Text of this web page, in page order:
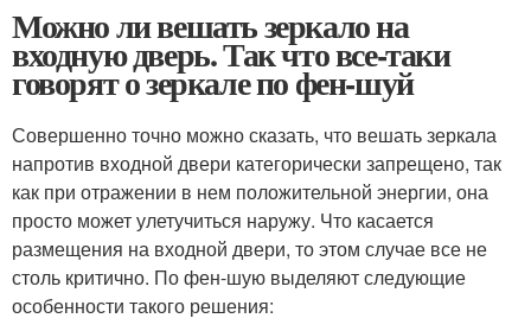
Можно ли вешать зеркало на
входную дверь. Так что все-таки
говорят о зеркале по фен-шуй
Совершенно точно можно сказать, что вешать зеркала
напротив входной двери категорически запрещено, так
как при отражении в нем положительной энергии, она
просто может улетучиться наружу. Что касается
размещения на входной двери, то этом случае все не
столь критично. По фен-шую выделяют следующие
особенности такого решения: